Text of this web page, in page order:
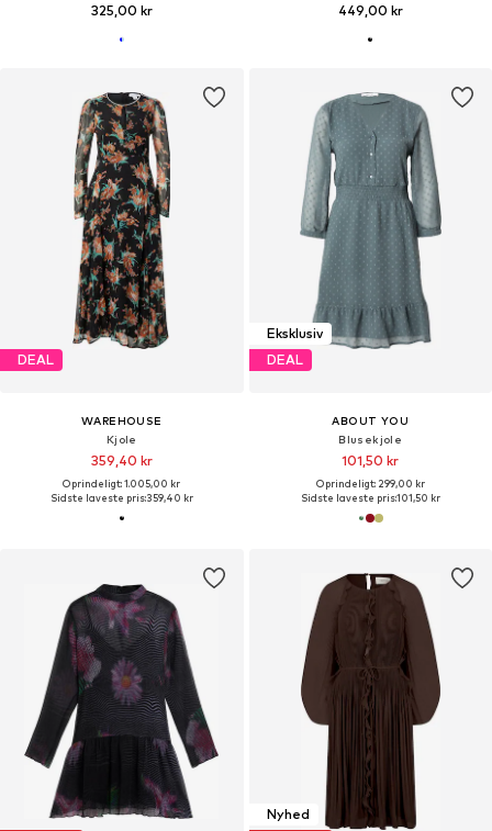
325,00 kr 449,00 kr
DEAL
WAREHOUSE
Kjole
359,40 kr
Oprindeligt: 1.005,00 kr
Sidste laveste pris:359,40 kr
Eksklusiv
DEAL
ABOUT YOU
Blusekjole
101,50 kr
Oprindeligt: 299,00 kr
Sidste laveste pris:101,50 kr
Nyhed